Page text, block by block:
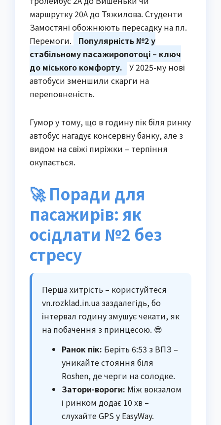
маршрутку 20А до Тяжилова. Студенти
Замостяні обожнюють пересадку на пл.
Перемоги.
Популярність №2 у
стабільному пасажиропотоці – ключ
до міського комфорту.
У 2025-му нові
автобуси зменшили скарги на
переповненість.
Гумор у тому, що в годину пік біля ринку
автобус нагадує консервну банку, але з
видом на свіжі пиріжки – терпіння
окупається.
🚀 Поради для
пасажирів: як
осідлати №2 без
стресу
Перша хитрість – користуйтеся
vn.rozklad.in.ua заздалегідь, бо
інтервал годину змушує чекати, як
на побачення з принцесою. 😎
Ранок пік: Беріть 6:53 з ВПЗ –
уникайте стояння біля
Roshen, де черги на солодке.
Затори-вороги: Між вокзалом
і ринком додає 10 хв –
слухайте GPS у EasyWay.